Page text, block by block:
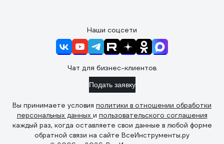
Наши соцсети
Чат для бизнес-клиентов
Подать заявку
Вы принимаете условия политики в отношении обработки
персональных данных и пользовательского соглашения
каждый раз, когда оставляете свои данные в любой форме
обратной связи на сайте ВсеИнструменты.ру